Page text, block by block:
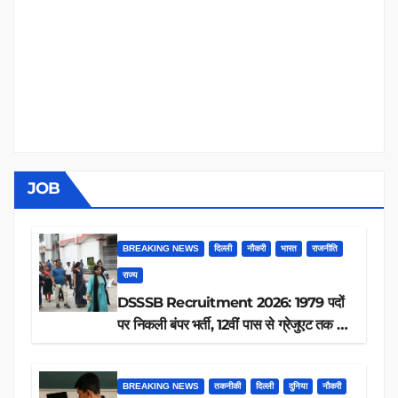
JOB
BREAKING NEWS दिल्ली नौकरी भारत राजनीति
राज्य
DSSSB Recruitment 2026: 1979 पदों
पर निकली बंपर भर्ती, 12वीं पास से ग्रेजुएट तक करें
BREAKING NEWS तकनीकी दिल्ली दुनिया नौकरी